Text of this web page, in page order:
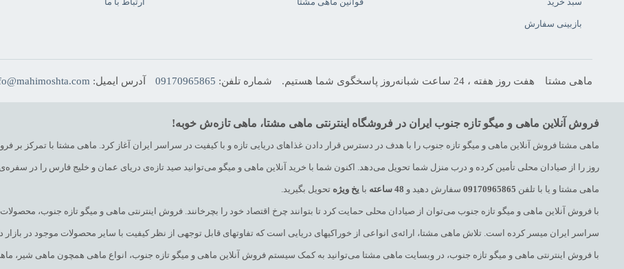
بازبینی سفارش
ماهی مشتا هفت روز هفته ، 24 ساعت شبانه‌روز پاسخگوی شما هستیم. شماره تلفن: 09170965865 آدرس ایمیل:
فروش آنلاین ماهی و میگو تازه جنوب ایران در فروشگاه اینترنتی ماهی مشتا، ماهی تازه‌ش خوبه!
ماهی مشتا فروش آنلاین ماهی و میگو تازه جنوب را با هدف در دسترس قرار دادن غذاهای دریایی تازه و با کیفیت در سراسر ایران آغاز کرد. ماهی مشتا با تمرکز بر
روز را از صیادان محلی تأمین کرده و درب منزل شما تحویل می‌دهد. اکنون شما با خرید آنلاین ماهی و میگو می‌توانید صید تازه‌ی دریای عمان و خلیج فارس را در
ماهی مشتا و یا با تلفن 09170965865 سفارش دهید و 48 ساعته با یخ ویژه تحویل بگیرید.
با فروش آنلاین ماهی و میگو تازه جنوب می‌توان از صیادان محلی حمایت کرد تا بتوانند چرخ اقتصاد خود را بچرخانند. فروش اینترنتی ماهی و میگو تازه جنوب،
سراسر ایران میسر کرده است. تلاش ماهی مشتا، ارائه‌ی انواعی از خوراکیهای دریایی است که تفاوتهای قابل توجهی از نظر کیفیت با سایر محصولات موجود در بازار
با فروش اینترنتی ماهی و میگو تازه جنوب، در وبسایت ماهی مشتا می‌توانید به کمک سیستم فروش آنلاین ماهی و میگو تازه جنوب، انواع ماهی همچون ماهی شیر،